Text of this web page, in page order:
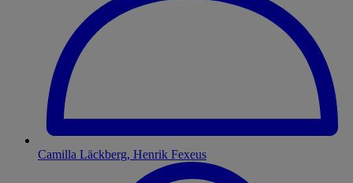
Camilla Läckberg, Henrik Fexeus